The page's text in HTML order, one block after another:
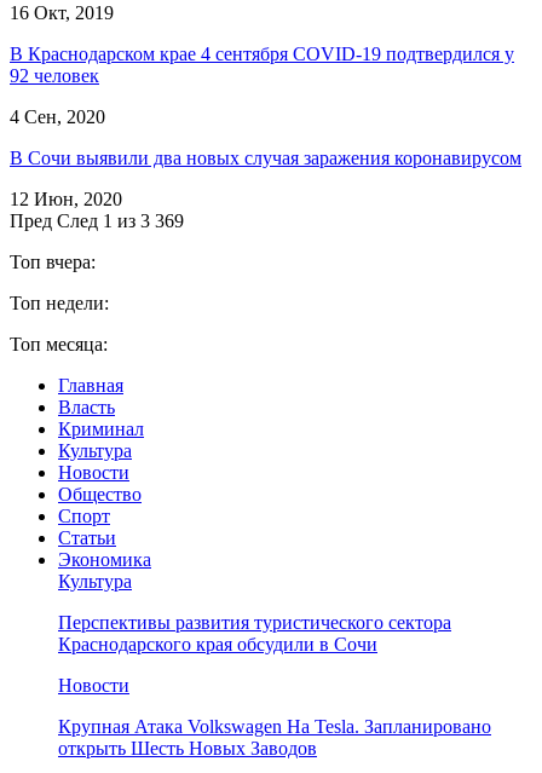
16 Окт, 2019
В Краснодарском крае 4 сентября COVID-19 подтвердился у
92 человек
4 Сен, 2020
В Сочи выявили два новых случая заражения коронавирусом
12 Июн, 2020
Пред След 1 из 3 369
Топ вчера:
Топ недели:
Топ месяца:
Главная
Власть
Криминал
Культура
Новости
Общество
Спорт
Статьи
Экономика
Культура
Перспективы развития туристического сектора
Краснодарского края обсудили в Сочи
Новости
Крупная Атака Volkswagen На Tesla. Запланировано
открыть Шесть Новых Заводов